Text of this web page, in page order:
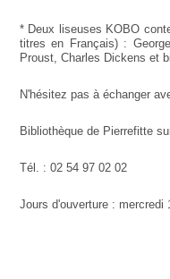
* Deux liseuses KOBO
titres en Français) :
Proust, Charles Dickens et
N'hésitez pas à échanger
Bibliothèque de Pierrefitte
Tél. : 02 54 97 02 02
Jours d'ouverture : mercredi